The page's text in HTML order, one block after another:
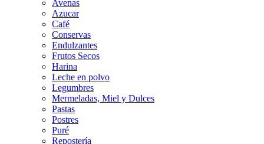
Avenas
Azucar
Café
Conservas
Endulzantes
Frutos Secos
Harina
Leche en polvo
Legumbres
Mermeladas, Miel y Dulces
Pastas
Postres
Puré
Repostería